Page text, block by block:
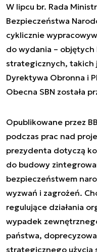
W lipcu br. Rada
Bezpieczeństwa
cyklicznie
do wydania –
strategicznych, takich
Dyrektywa Obronna i
Obecna SBN została
Opublikowane przez
podczas prac nad
prezydenta dotyczą
do budowy
bezpieczeństwem
wyzwań i zagrożeń.
regulujące działania
wypadek
państwa,
strategicznego użycia